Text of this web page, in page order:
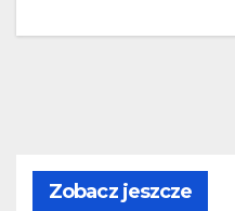
Zobacz jeszcze